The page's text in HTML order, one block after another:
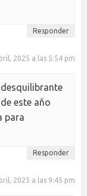
Responder
2025 a las 5:54 pm
este año
para
Responder
2025 a las 9:45 pm